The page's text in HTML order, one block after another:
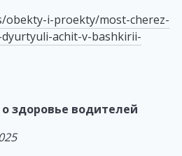
i-proekty/most-cherez-
achit-v-bashkirii-
здоровье водителей